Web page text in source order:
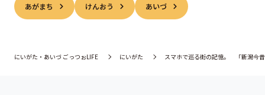
あがまち けんおう あいづ
にいがた・あいづ ごっつぉLIFE にいがた スマホで巡る街の記憶。 「新潟今